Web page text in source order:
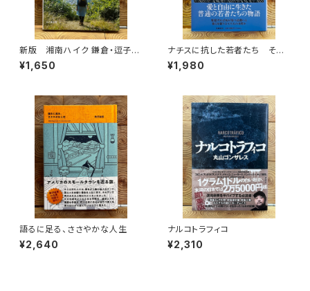
新版 湘南ハイク 鎌倉・逗子・
葉山・横須賀・三浦の山と海歩き
¥1,650
ナチスに抗した若者たち その
生き方を問う
¥1,980
語るに足る、ささやかな人生
¥2,640
ナルコトラフィコ
¥2,310